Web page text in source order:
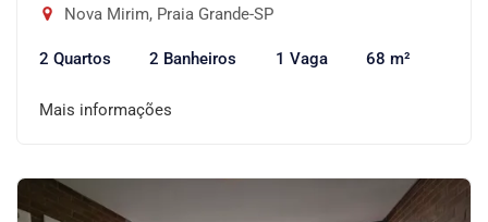
Nova Mirim, Praia Grande-SP
2 Quartos 2 Banheiros 1 Vaga 68 m²
Mais informações